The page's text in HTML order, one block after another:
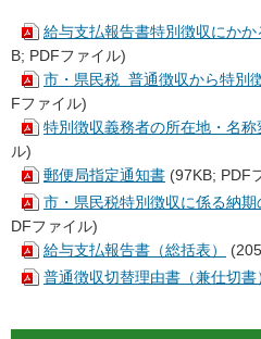
給与支払報告書特別徴収にか
B; PDFファイル)
市・県民税 普通徴収から特別
Fファイル)
特別徴収義務者の所在地・名称
ル)
郵便局指定通知書 (97KB; PDF
市・県民税特別徴収に係る納
DFファイル)
給与支払報告書（総括表）
普通徴収切替理由書（兼仕切書